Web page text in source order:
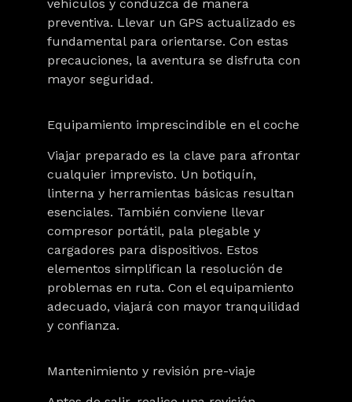
vehículos y conduzca de manera
preventiva. Llevar un GPS actualizado es
fundamental para orientarse. Con estas
precauciones, la aventura se disfruta con
mayor seguridad.
Equipamiento imprescindible en el coche
Viajar preparado es la clave para afrontar
cualquier imprevisto. Un botiquín,
linterna y herramientas básicas resultan
esenciales. También conviene llevar
compresor portátil, pala plegable y
cargadores para dispositivos. Estos
elementos simplifican la resolución de
problemas en ruta. Con el equipamiento
adecuado, viajará con mayor tranquilidad
y confianza.
Mantenimiento y revisión pre-viaje